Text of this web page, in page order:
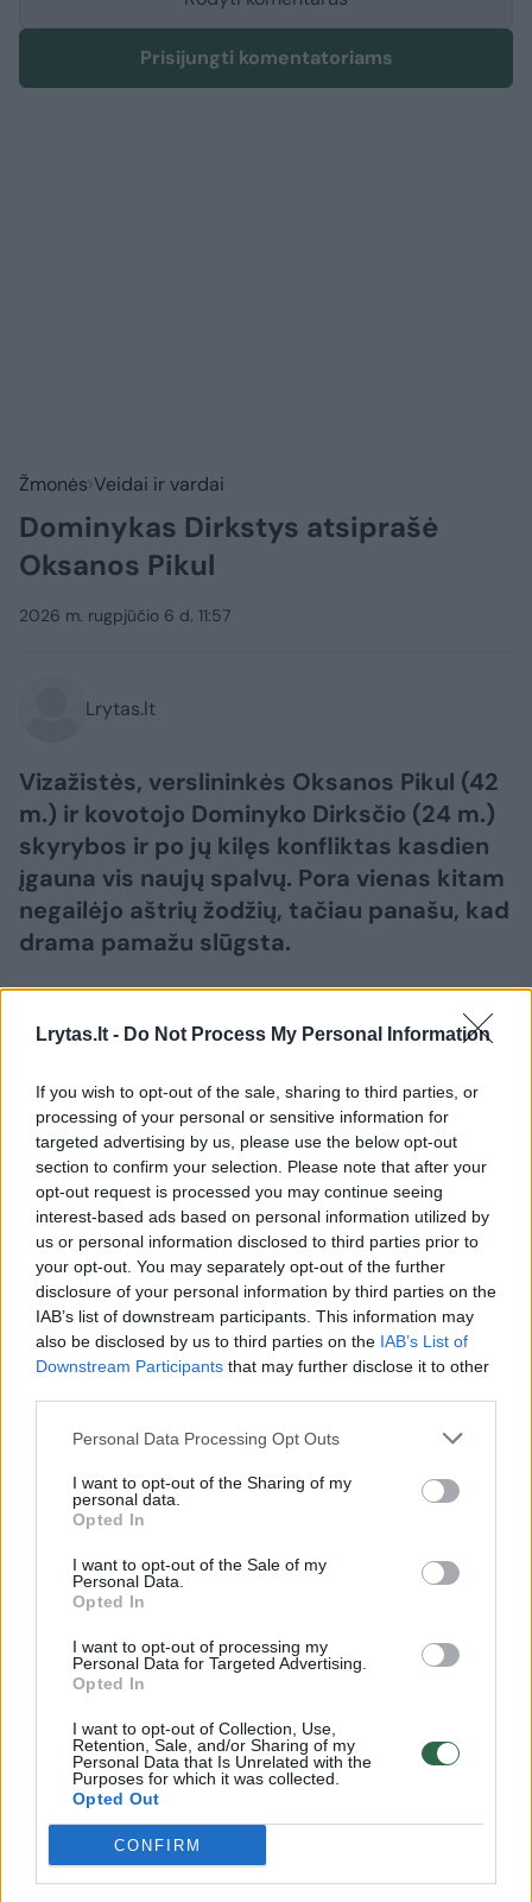
Lrytas.lt - Do Not Process My Personal Information
If you wish to opt-out of the sale, sharing to third parties, or
processing of your personal or sensitive information for
targeted advertising by us, please use the below opt-out
section to confirm your selection. Please note that after your
opt-out request is processed you may continue seeing
interest-based ads based on personal information utilized by
us or personal information disclosed to third parties prior to
your opt-out. You may separately opt-out of the further
disclosure of your personal information by third parties on the
IAB’s list of downstream participants. This information may
also be disclosed by us to third parties on the IAB’s List of
Downstream Participants that may further disclose it to other
Personal Data Processing Opt Outs
I want to opt-out of the Sharing of my
personal data.
Opted In
I want to opt-out of the Sale of my
Personal Data.
Opted In
I want to opt-out of processing my
Personal Data for Targeted Advertising.
Opted In
I want to opt-out of Collection, Use,
Retention, Sale, and/or Sharing of my
Personal Data that Is Unrelated with the
Purposes for which it was collected.
Opted Out
CONFIRM
Prisijungti komentatoriams
Žmonės Veidai ir vardai
Dominykas Dirkstys atsiprašė
Oksanos Pikul
2026 m. rugpjūčio 6 d. 11:57
Lrytas.lt
Vizažistės, verslininkės Oksanos Pikul (42
m.) ir kovotojo Dominyko Dirksčio (24 m.)
skyrybos ir po jų kilęs konfliktas kasdien
įgauna vis naujų spalvų. Pora vienas kitam
negailėjo aštrių žodžių, tačiau panašu, kad
drama pamažu slūgsta.
Daugiau nuotraukų (19)
Ketvirtadienį D. Dirkstys savo „Instagram“
paskyroje paviešino žinutę, kurią išsiuntė O.
Pasirodo, dėl vieno savo poelgio vyras
mamą. Tikrai neturėjau intencijos nei jos
įžeisti, nei parodyti nepagarbos tau ar tavo
šeimai.
A. Armonaitė – apie tai, ką veikia dabar,
valdžios skandalus ir ar grįš į politiką